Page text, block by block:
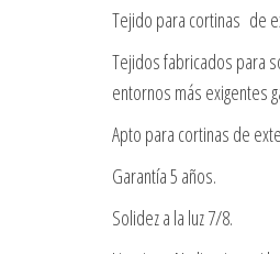
Tejido para cortinas de
Tejidos fabricados para
entornos más exigentes
Apto para cortinas de
Garantía 5 años.
Solidez a la luz 7/8.